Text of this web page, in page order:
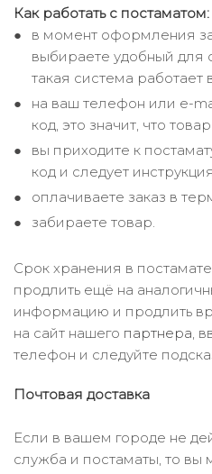
Как работать с постаматом:
в момент оформления
выбираете удобный для
такая система работает
на ваш телефон или e-
код, это значит, что
вы приходите к
код и следует
оплачиваете заказ в
забираете товар.
Срок хранения в
продлить ещё на
информацию и продлить
на сайт нашего партнера,
телефон и следуйте
Почтовая доставка
Если в вашем городе не
служба и постаматы, то вы